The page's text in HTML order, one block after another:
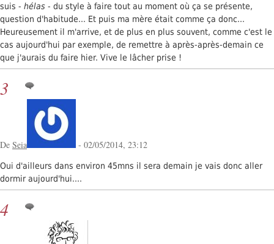
suis - hélas - du style à faire tout au moment où ça se présente,
question d'habitude... Et puis ma mère était comme ça donc...
Heureusement il m'arrive, et de plus en plus souvent, comme c'est le
cas aujourd'hui par exemple, de remettre à après-après-demain ce
que j'aurais du faire hier. Vive le lâcher prise !
3
De Seia - 02/05/2014, 23:12
Oui d'ailleurs dans environ 45mns il sera demain je vais donc aller
dormir aujourd'hui....
4